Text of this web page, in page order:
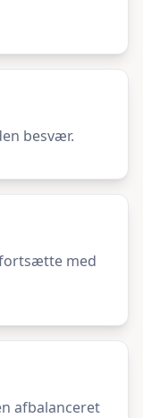
besvær.
med
afbalanceret